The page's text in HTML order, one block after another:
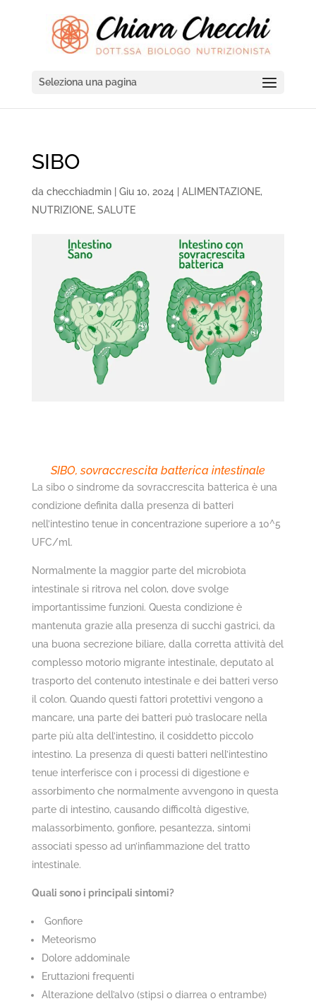
Seleziona una pagina
SIBO
da checchiadmin| Giu 10, 2024 ALIMENTAZIONE,
NUTRIZIONE, SALUTE
SIBO, sovraccrescita batterica intestinale
La sibo o sindrome da sovraccrescita batterica è una
condizione definita dalla presenza di batteri
nell’intestino tenue in concentrazione superiore a 10^5
UFC/ml.
Normalmente la maggior parte del microbiota
intestinale si ritrova nel colon, dove svolge
importantissime funzioni. Questa condizione è
mantenuta grazie alla presenza di succhi gastrici, da
una buona secrezione biliare, dalla corretta attività del
complesso motorio migrante intestinale, deputato al
trasporto del contenuto intestinale e dei batteri verso
il colon. Quando questi fattori protettivi vengono a
mancare, una parte dei batteri può traslocare nella
parte più alta dell’intestino, il cosiddetto piccolo
intestino. La presenza di questi batteri nell’intestino
tenue interferisce con i processi di digestione e
assorbimento che normalmente avvengono in questa
parte di intestino, causando difficoltà digestive,
malassorbimento, gonfiore, pesantezza, sintomi
associati spesso ad un’infiammazione del tratto
intestinale.
Quali sono i principali sintomi?
Gonfiore
Meteorismo
Dolore addominale
Eruttazioni frequenti
Alterazione dell’alvo (stipsi o diarrea o entrambe)